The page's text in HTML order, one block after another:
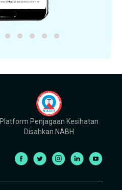
Platform Penjagaan Kesihatan
Disahkan NABH